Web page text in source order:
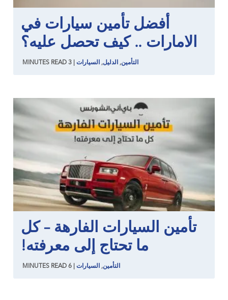
أفضل تأمين سيارات في
الامارات .. كيف تحصل عليه؟
التأمين, الدليل, السيارات 3
MINUTES READ
تأمين السيارات الفارهة – كل
ما تحتاج إلى معرفته!
التأمين, السيارات 6
MINUTES READ